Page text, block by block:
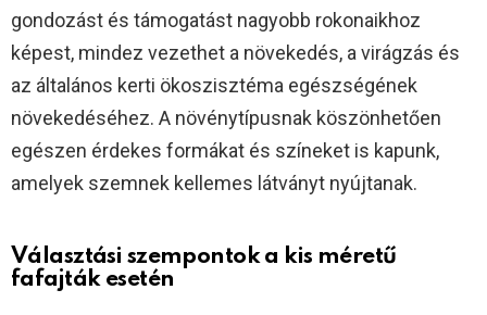
gondozást és támogatást nagyobb rokonaikhoz
képest, mindez vezethet a növekedés, a virágzás és
az általános kerti ökoszisztéma egészségének
növekedéséhez. A növénytípusnak köszönhetően
egészen érdekes formákat és színeket is kapunk,
amelyek szemnek kellemes látványt nyújtanak.
Választási szempontok a kis méretű
fafajták esetén